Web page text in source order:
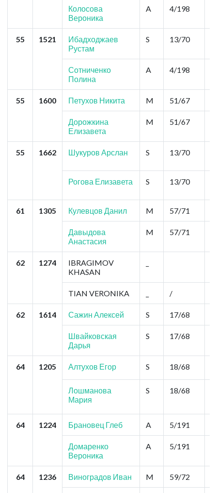
Колосова
Вероника
A 4/198
55 1521
Ибадходжаев
Рустам
S 13/70
Сотниченко
Полина
A 4/198
55 1600 Петухов Никита M 51/67
Дорожкина
Елизавета
M 51/67
55 1662 Шукуров Арслан S 13/70
Рогова Елизавета S 13/70
61 1305 Кулевцов Данил M 57/71
Давыдова
Анастасия
M 57/71
62 1274
IBRAGIMOV
KHASAN
TIAN VERONIKA /
62 1614 Сажин Алексей S 17/68
Швайковская
Дарья
S 17/68
64 1205 Алтухов Егор S 18/68
Лошманова
Мария
S 18/68
64 1224 Брановец Глеб A 5/191
Домаренко
Вероника
A 5/191
64 1236 Виноградов Иван M 59/72